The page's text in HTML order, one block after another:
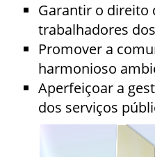
Garantir o direito
trabalhadores
Promover a
harmonioso
Aperfeiçoar a
dos serviços